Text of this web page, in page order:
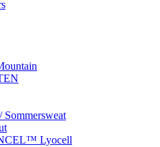
Sommersweat
Lyocell